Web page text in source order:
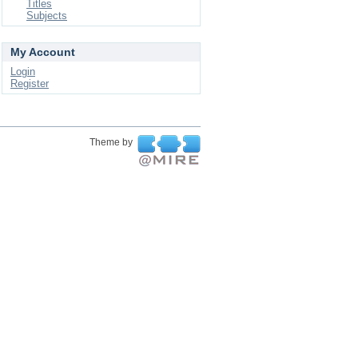
Titles
Subjects
My Account
Login
Register
Theme by